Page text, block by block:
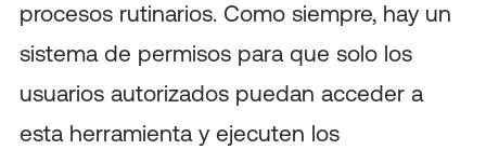
procesos rutinarios. Como siempre, hay un
sistema de permisos para que solo los
usuarios autorizados puedan acceder a
esta herramienta y ejecuten los